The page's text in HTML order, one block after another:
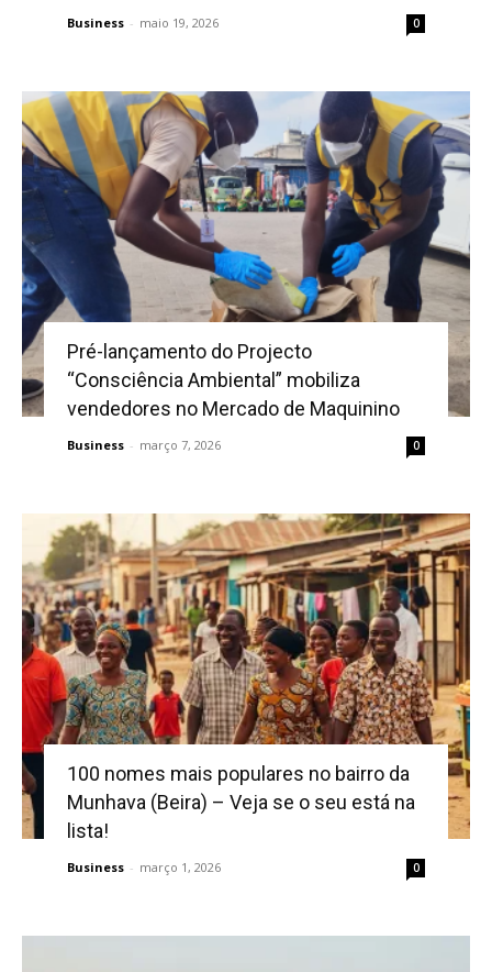
Business - maio 19, 2026 0
Pré-lançamento do Projecto
“Consciência Ambiental” mobiliza
vendedores no Mercado de Maquinino
Business - março 7, 2026 0
100 nomes mais populares no bairro da
Munhava (Beira) – Veja se o seu está na
lista!
Business - março 1, 2026 0